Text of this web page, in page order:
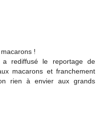
!
a rediffusé le reportage de
macarons et franchement
rien à envier aux grands